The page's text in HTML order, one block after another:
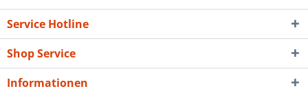
Service Hotline
Shop Service
Informationen